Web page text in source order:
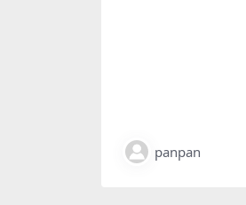
panpan